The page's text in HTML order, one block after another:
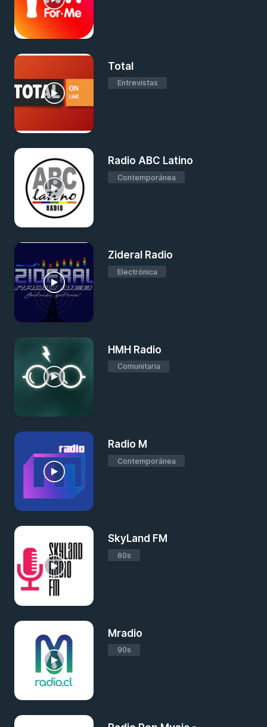
Total
Entrevistas
Radio ABC Latino
Contemporánea
Zideral Radio
Electrónica
HMH Radio
Comunitaria
Radio M
Contemporánea
SkyLand FM
60s
Mradio
90s